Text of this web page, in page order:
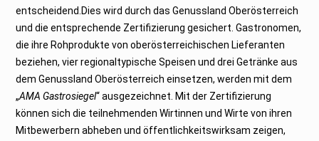
entscheidend.Dies wird durch das Genussland Oberösterreich
und die entsprechende Zertifizierung gesichert. Gastronomen,
die ihre Rohprodukte von oberösterreichischen Lieferanten
beziehen, vier regionaltypische Speisen und drei Getränke aus
dem Genussland Oberösterreich einsetzen, werden mit dem
„AMA Gastrosiegel“ ausgezeichnet. Mit der Zertifizierung
können sich die teilnehmenden Wirtinnen und Wirte von ihren
Mitbewerbern abheben und öffentlichkeitswirksam zeigen,